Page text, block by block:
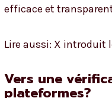
efficace et
Lire aussi: X introduit
Vers une
plateformes?